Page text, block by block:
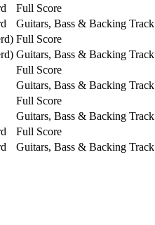
Full Score
Guitars, Bass & Backing Track
Full Score
Guitars, Bass & Backing Track
Full Score
Guitars, Bass & Backing Track
Full Score
Guitars, Bass & Backing Track
Full Score
Guitars, Bass & Backing Track